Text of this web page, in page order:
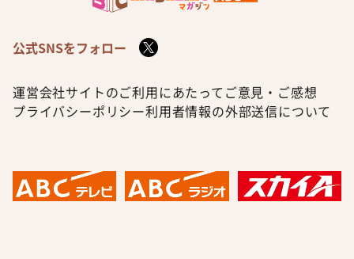
公式SNSをフォロー
運営会社サイトのご利用にあたって ご意見・ご感想
プライバシーポリシー利用者情報の外部送信について